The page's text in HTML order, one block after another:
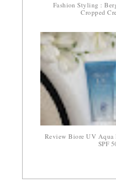
Fashion Styling :
Cropped
Review Biore UV Aqua
SPF